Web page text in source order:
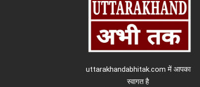
uttarakhandabhitak.com में आपका
स्वागत है